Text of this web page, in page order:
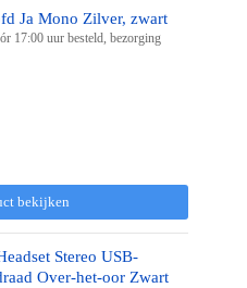
Ja Mono Zilver, zwart
17:00 uur besteld, bezorging
bekijken
Stereo USB-
Over-het-oor Zwart